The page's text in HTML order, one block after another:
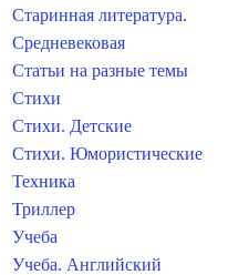
Старинная литература.
Средневековая
Статьи на разные темы
Стихи
Стихи. Детские
Стихи. Юмористические
Техника
Триллер
Учеба
Учеба. Английский